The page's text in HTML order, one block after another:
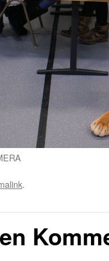
.